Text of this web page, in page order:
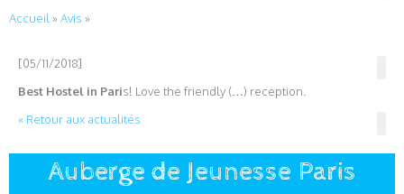
Accueil »Avis »
[05/11/2018]
Best Hostel in Paris! Love the friendly (…) reception.
« Retour aux actualités
Auberge de Jeunesse Paris